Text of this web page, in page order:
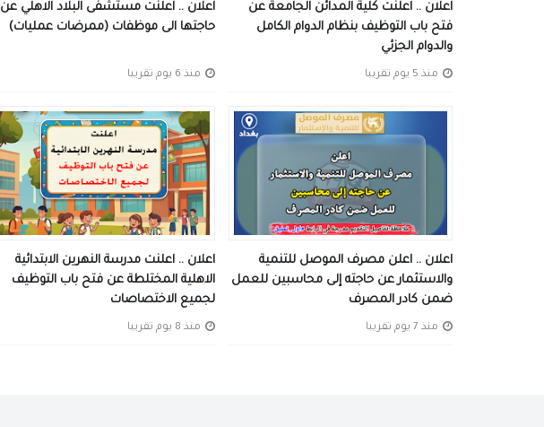
اعلان .. اعلنت كلية المدائن الجامعة عن
فتح باب التوظيف بنظام الدوام الكامل
والدوام الجزئي
منذ 5 يوم تقريبا
اعلان .. اعلنت مستشفى البلاد الاهلي عن
حاجتها الى موظفات (ممرضات عمليات)
منذ 6 يوم تقريبا
اعلان .. اعلن مصرف الموصل للتنمية
والاستثمار عن حاجته إلى محاسبين للعمل
ضمن كادر المصرف
منذ 7 يوم تقريبا
اعلان .. اعلنت مدرسة النهرين الابتدائية
الاهلية المختلطة عن فتح باب التوظيف
لجميع الاختصاصات
منذ 8 يوم تقريبا